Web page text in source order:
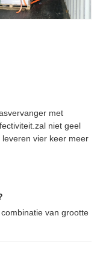
met
niet geel
vier keer meer
van grootte